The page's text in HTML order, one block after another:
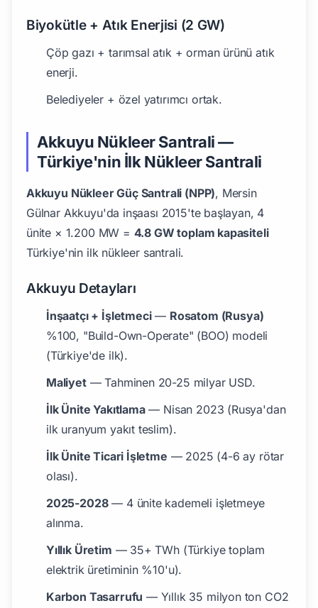
Biyokütle + Atık Enerjisi (2 GW)
Çöp gazı + tarımsal atık + orman ürünü atık
enerji.
Belediyeler + özel yatırımcı ortak.
Akkuyu Nükleer Santrali —
Türkiye'nin İlk Nükleer Santrali
Akkuyu Nükleer Güç Santrali (NPP), Mersin
Gülnar Akkuyu'da inşaası 2015'te başlayan, 4
ünite × 1.200 MW = 4.8 GW toplam kapasiteli
Türkiye'nin ilk nükleer santrali.
Akkuyu Detayları
İnşaatçı + İşletmeci— Rosatom (Rusya)
%100, "Build-Own-Operate" (BOO) modeli
(Türkiye'de ilk).
Maliyet— Tahminen 20-25 milyar USD.
İlk Ünite Yakıtlama— Nisan 2023 (Rusya'dan
ilk uranyum yakıt teslim).
İlk Ünite Ticari İşletme — 2025 (4-6 ay rötar
olası).
2025-2028— 4 ünite kademeli işletmeye
alınma.
Yıllık Üretim — 35+ TWh (Türkiye toplam
elektrik üretiminin %10'u).
Karbon Tasarrufu — Yıllık 35 milyon ton CO2